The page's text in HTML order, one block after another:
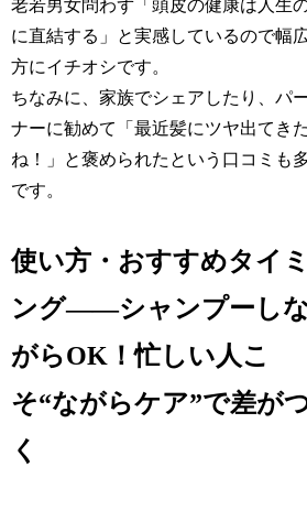
老若男女問わず「頭皮の健康は人生
に直結する」と実感しているので幅
方にイチオシです。
ちなみに、家族でシェアしたり、パ
ナーに勧めて「最近髪にツヤ出てきた
ね！」と褒められたという口コミも
です。
使い方・おすすめタイミ
ング——シャンプーし
がらOK！忙しい人こ
そ“ながらケア”で差が
く